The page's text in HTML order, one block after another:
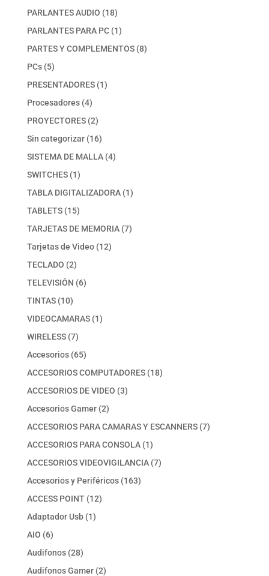
productos
PARLANTES AUDIO 1818
productos
PARLANTES PARA PC 11
producto
PARTES Y COMPLEMENTOS 88
PCs 55
productos
PRESENTADORES 11
Procesadores 44
productos
PROYECTORES 22
productos
Sin categorizar 1616
productos
SISTEMA DE MALLA 44
SWITCHES 11
producto
TABLA DIGITALIZADORA 11
TABLETS 1515
productos
TARJETAS DE MEMORIA 77
Tarjetas de Video 1212
TECLADO 22
productos
TELEVISIÓN 66
TINTAS 1010
productos
VIDEOCAMARAS 11
WIRELESS 77
productos
Accesorios 6565
productos
ACCESORIOS COMPUTADORES 1818
ACCESORIOS DE VIDEO 33
Accesorios Gamer 22
productos
ACCESORIOS PARA CAMARAS Y ESCANNERS 77
ACCESORIOS PARA CONSOLA 11
producto
ACCESORIOS VIDEOVIGILANCIA 77
Accesorios y Periféricos 163163
ACCESS POINT 1212
Adaptador Usb 11
AIO 66
productos
Audifonos 2828
productos
Audifonos Gamer 22